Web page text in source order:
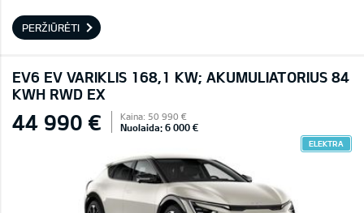
PERŽIŪRĖTI
EV6 EV VARIKLIS 168,1 KW; AKUMULIATORIUS 84
KWH RWD EX
44 990 € Kaina: 50 990 €
Nuolaida: 6 000 €
ELEKTRA